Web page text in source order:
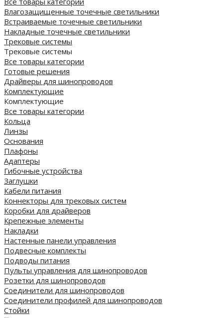
Влагозащищенные точечные светильники
Встраиваемые точечные светильники
Накладные точечные светильники
Трековые системы
Трековые системы
Все товары категории
Готовые решения
Драйверы для шинопроводов
Комплектующие
Комплектующие
Все товары категории
Кольца
Линзы
Основания
Плафоны
Адаптеры
Гибочные устройства
Заглушки
Кабели питания
Коннекторы для трековых систем
Коробки для драйверов
Крепежные элементы
Накладки
Настенные панели управления
Подвесные комплекты
Подводы питания
Пульты управления для шинопроводов
Розетки для шинопроводов
Соединители для шинопроводов
Соединители профилей для шинопроводов
Стойки